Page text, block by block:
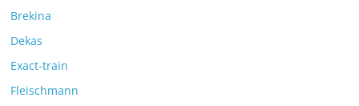
Brekina
Dekas
Exact-train
Fleischmann